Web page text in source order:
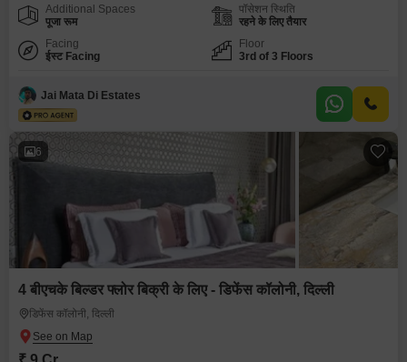
Additional Spaces
पूजा रूम
पॉसेशन स्थिति
रहने के लिए तैयार
Facing
ईस्ट Facing
Floor
3rd of 3 Floors
Jai Mata Di Estates
6
4 बीएचके बिल्डर फ्लोर बिक्री के लिए - डिफेंस कॉलोनी, दिल्ली
डिफेंस कॉलोनी, दिल्ली